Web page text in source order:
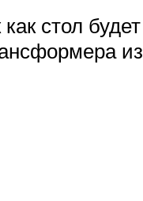
стол